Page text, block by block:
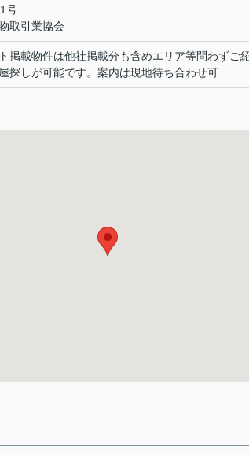
号
取引業協会
掲載物件は他社掲載分も含めエリア等問わずご
探しが可能です。案内は現地待ち合わせ可